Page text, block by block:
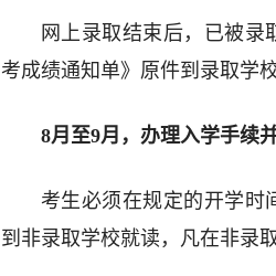
网上录取结束后，已被录
考成绩通知单》原件到录取学校
8月至9月，办理入学手续
考生必须在规定的开学时
到非录取学校就读，凡在非录